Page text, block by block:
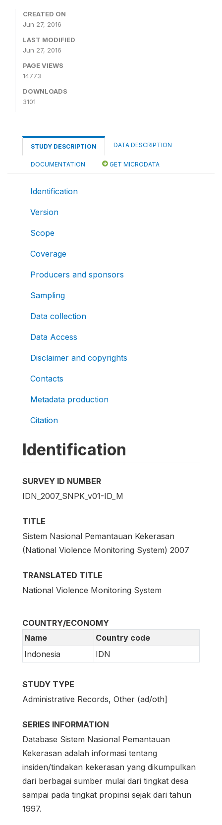
CREATED ON
Jun 27, 2016
LAST MODIFIED
Jun 27, 2016
PAGE VIEWS
14773
DOWNLOADS
3101
STUDY DESCRIPTION DATA DESCRIPTION
DOCUMENTATION GET MICRODATA
Identification
Version
Scope
Coverage
Producers and sponsors
Sampling
Data collection
Data Access
Disclaimer and copyrights
Contacts
Metadata production
Citation
Identification
SURVEY ID NUMBER
IDN_2007_SNPK_v01-ID_M
TITLE
Sistem Nasional Pemantauan Kekerasan
(National Violence Monitoring System) 2007
TRANSLATED TITLE
National Violence Monitoring System
COUNTRY/ECONOMY
Name
Country code
Indonesia
IDN
STUDY TYPE
Administrative Records, Other (ad/oth]
SERIES INFORMATION
Database Sistem Nasional Pemantauan
Kekerasan adalah informasi tentang
insiden/tindakan kekerasan yang dikumpulkan
dari berbagai sumber mulai dari tingkat desa
sampai pada tingkat propinsi sejak dari tahun
1997.